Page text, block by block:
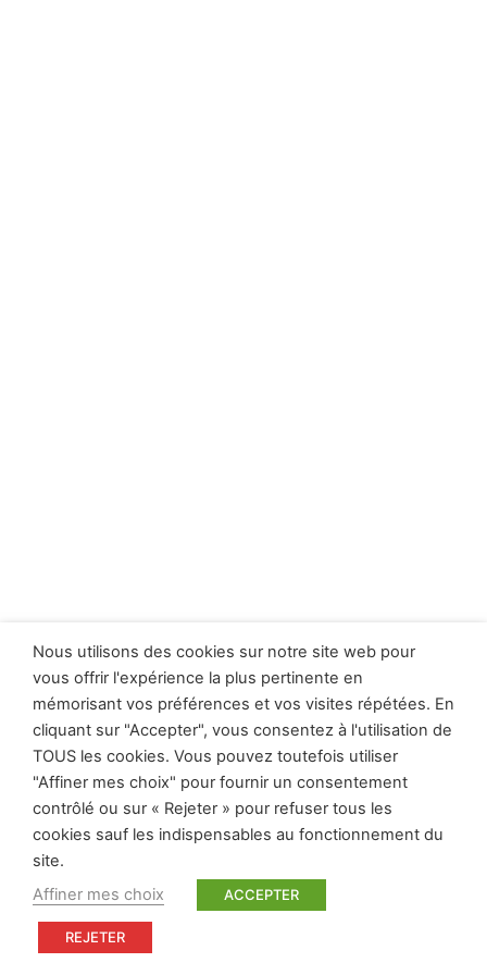
Nous utilisons des cookies sur notre site web pour
vous offrir l'expérience la plus pertinente en
mémorisant vos préférences et vos visites répétées. En
cliquant sur "Accepter", vous consentez à l'utilisation de
TOUS les cookies. Vous pouvez toutefois utiliser
"Affiner mes choix" pour fournir un consentement
contrôlé ou sur « Rejeter » pour refuser tous les
cookies sauf les indispensables au fonctionnement du
site.
Affiner mes choix
ACCEPTER
REJETER